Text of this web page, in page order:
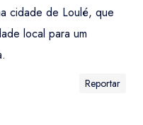
cidade de Loulé, que
local para um
Reportar